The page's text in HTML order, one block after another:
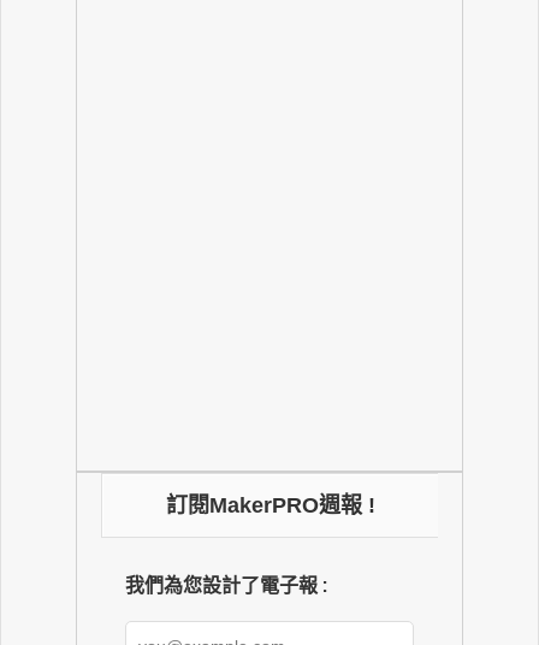
訂閱MakerPRO週報 !
我們為您設計了電子報 :